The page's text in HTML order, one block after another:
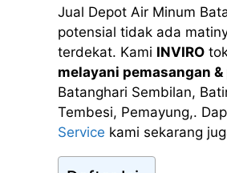
Jual Depot Air Minum
potensial tidak ada
terdekat. Kami INVIRO
melayani pemasangan
Batanghari Sembilan,
Tembesi, Pemayung,.
Service kami sekarang